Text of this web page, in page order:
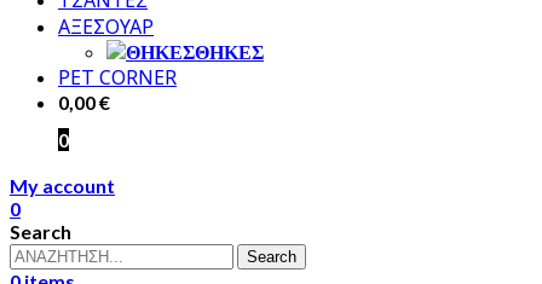
ΑΞΕΣΟΥΑΡ
ΘΗΚΕΣ
PET CORNER
0,00€
0
My account
0
Search
Search